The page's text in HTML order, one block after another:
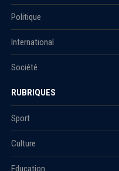
Politique
International
Société
RUBRIQUES
Sport
Culture
Education